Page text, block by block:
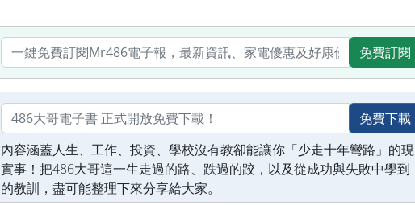
免費訂閱
免費下載
內容涵蓋人生、工作、投資、學校沒有教卻能讓你「少走十年彎路」的現
實事！把486大哥這一生走過的路、跌過的跤，以及從成功與失敗中學到
的教訓，盡可能整理下來分享給大家。